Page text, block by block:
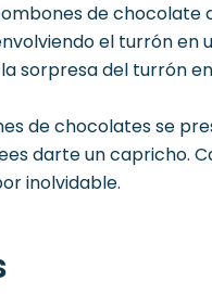
de
el turrón en
sorpresa del turrón
de chocolates se
darte un capricho.
inolvidable.